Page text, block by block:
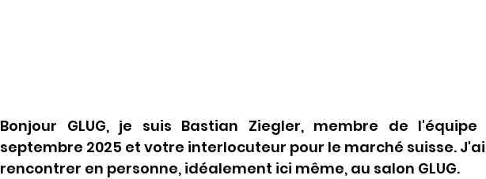
Bonjour GLUG, je suis Bastian Ziegler, membre de
septembre 2025 et votre interlocuteur pour le marché suisse.
rencontrer en personne, idéalement ici même, au salon GLUG.